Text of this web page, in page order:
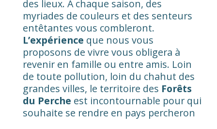
des lieux. A chaque saison, des
myriades de couleurs et des senteurs
entêtantes vous combleront.
L’expérience que nous vous
proposons de vivre vous obligera à
revenir en famille ou entre amis. Loin
de toute pollution, loin du chahut des
grandes villes, le territoire des Forêts
du Perche est incontournable pour qui
souhaite se rendre en pays percheron